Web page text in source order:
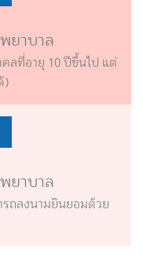
ยาบาล
ลที่อายุ 10 ปีขึ้นไป แต่
)
ยาบาล
ถลงนามยินยอมด้วย